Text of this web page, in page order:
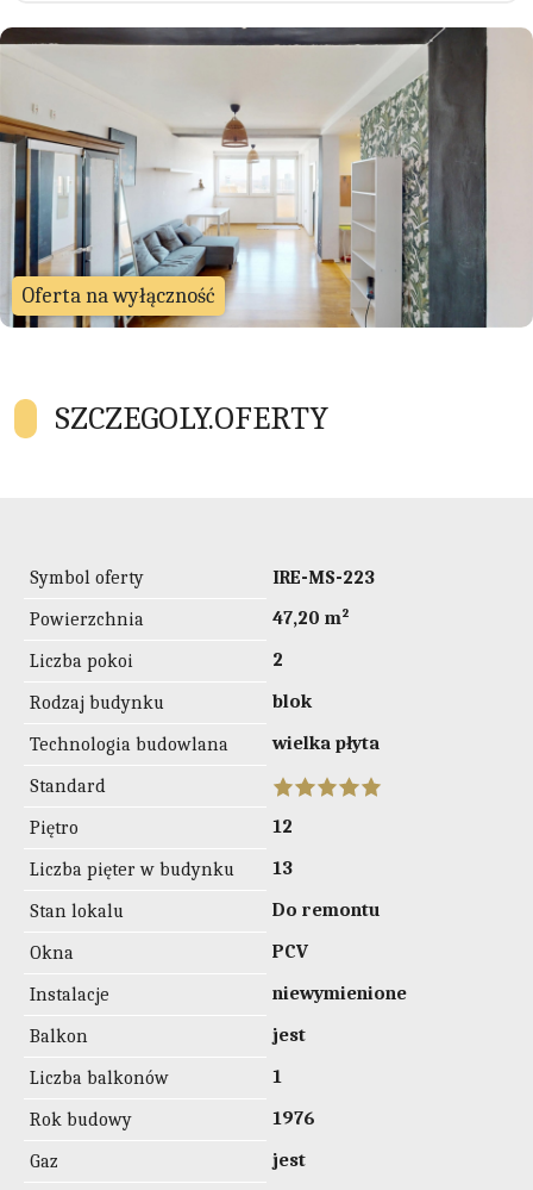
Oferta na wyłączność
SZCZEGOLY.OFERTY
Symbol oferty
IRE-MS-223
Powierzchnia
47,20 m²
Liczba pokoi
2
Rodzaj budynku
blok
Technologia budowlana
wielka płyta
Standard
Piętro
12
Liczba pięter w budynku
13
Stan lokalu
Do remontu
Okna
PCV
Instalacje
niewymienione
Balkon
jest
Liczba balkonów
1
Rok budowy
1976
Gaz
jest